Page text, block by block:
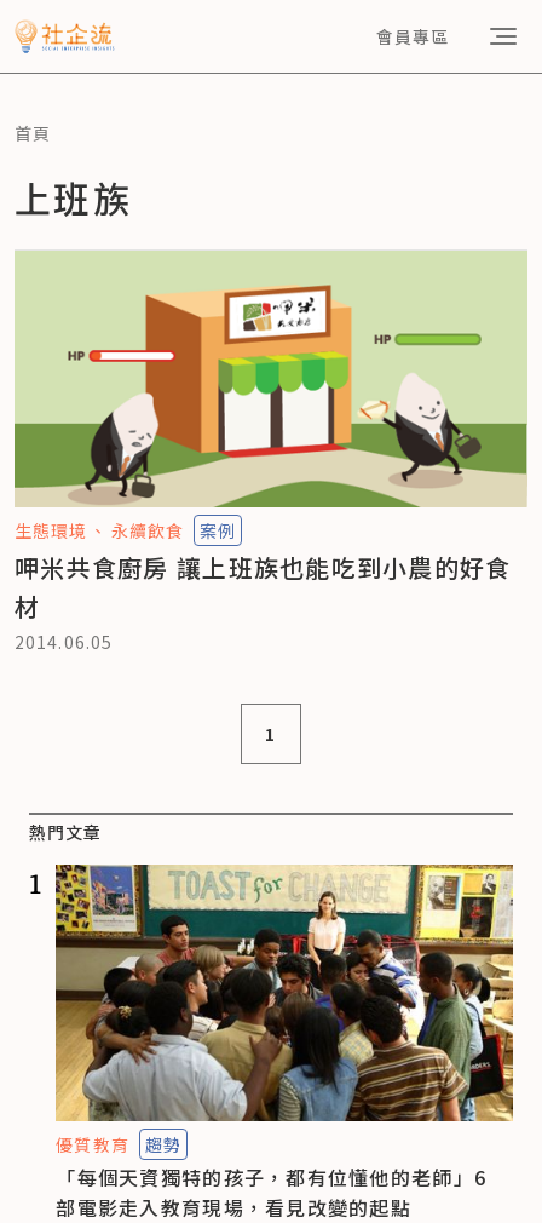
會員專區
首頁
上班族
生態環境 永續飲食 案例
呷米共食廚房 讓上班族也能吃到小農的好食
材
2014.06.05
1
熱門文章
1
優質教育 趨勢
「每個天資獨特的孩子，都有位懂他的老師」6
部電影走入教育現場，看見改變的起點